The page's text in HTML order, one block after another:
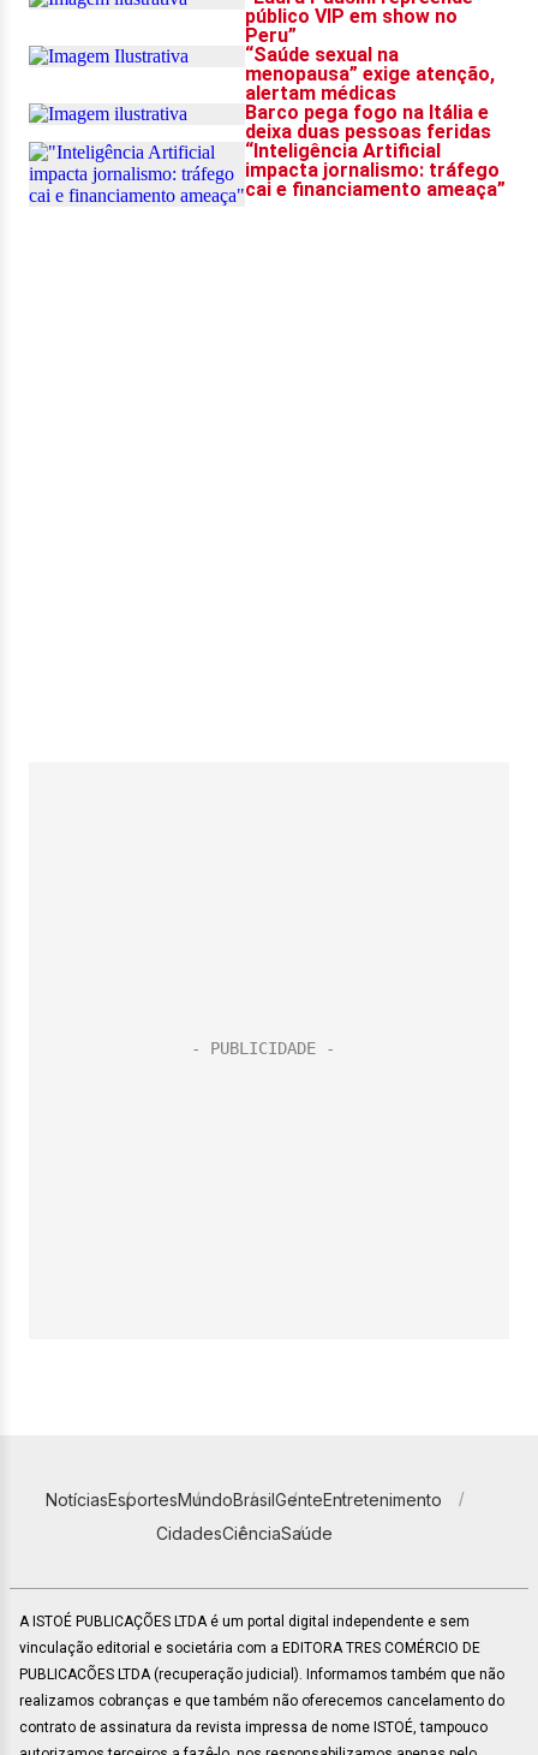
NotíciasEsportesMundoBrasilGenteEntretenimento
CidadesCiênciaSaúde
A ISTOÉ PUBLICAÇÕES LTDA é um portal digital independente e sem
vinculação editorial e societária com a EDITORA TRES COMÉRCIO DE
PUBLICACÕES LTDA (recuperação judicial). Informamos também que não
realizamos cobranças e que também não oferecemos cancelamento do
contrato de assinatura da revista impressa de nome ISTOÉ, tampouco